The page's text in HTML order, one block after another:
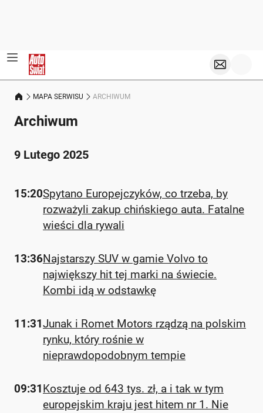
MAPA SERWISU ARCHIWUM
Archiwum
9 Lutego 2025
15:20Spytano Europejczyków, co trzeba, by
rozważyli zakup chińskiego auta. Fatalne
wieści dla rywali
13:36Najstarszy SUV w gamie Volvo to
największy hit tej marki na świecie.
Kombi idą w odstawkę
11:31Junak i Romet Motors rządzą na polskim
rynku, który rośnie w
nieprawdopodobnym tempie
09:31Kosztuje od 643 tys. zł, a i tak w tym
europejskim kraju jest hitem nr 1. Nie